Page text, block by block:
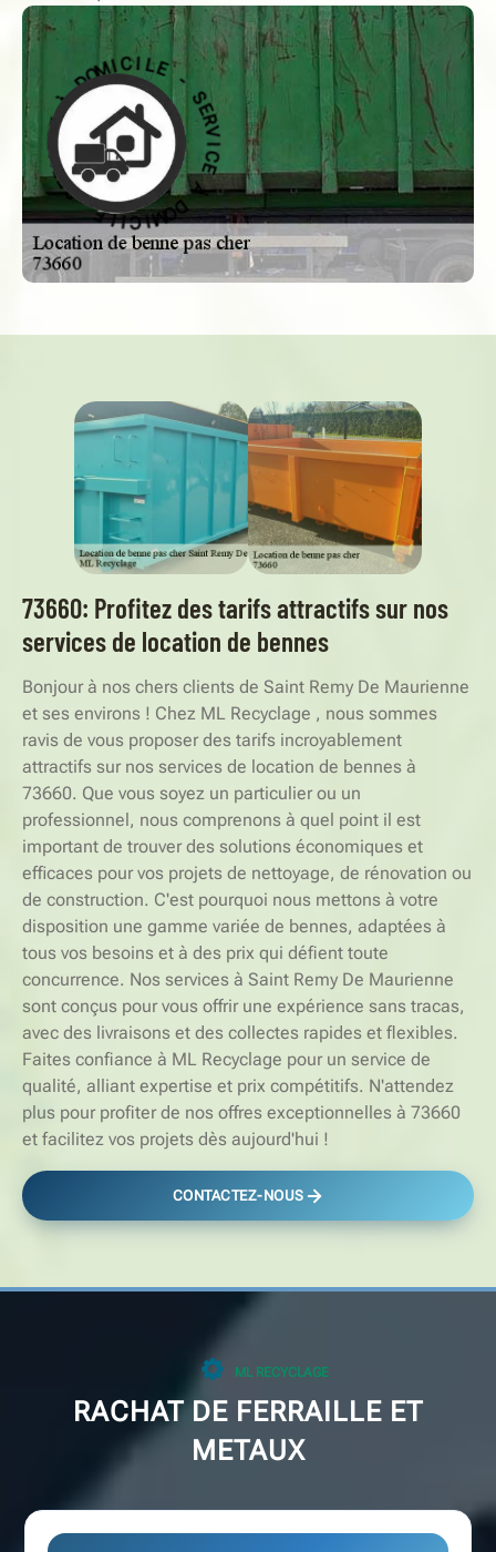
S
E
R
V
I
C
E
À
D
O
M
IC
ILE - SER
V I
C
E
À
D
O
M
I
C
I
L
E
-
73660: Profitez des tarifs attractifs sur nos
services de location de bennes
Bonjour à nos chers clients de Saint Remy De Maurienne
et ses environs ! Chez ML Recyclage , nous sommes
ravis de vous proposer des tarifs incroyablement
attractifs sur nos services de location de bennes à
73660. Que vous soyez un particulier ou un
professionnel, nous comprenons à quel point il est
important de trouver des solutions économiques et
efficaces pour vos projets de nettoyage, de rénovation ou
de construction. C'est pourquoi nous mettons à votre
disposition une gamme variée de bennes, adaptées à
tous vos besoins et à des prix qui défient toute
concurrence. Nos services à Saint Remy De Maurienne
sont conçus pour vous offrir une expérience sans tracas,
avec des livraisons et des collectes rapides et flexibles.
Faites confiance à ML Recyclage pour un service de
qualité, alliant expertise et prix compétitifs. N'attendez
plus pour profiter de nos offres exceptionnelles à 73660
et facilitez vos projets dès aujourd'hui !
CONTACTEZ-NOUS
ML RECYCLAGE
RACHAT DE FERRAILLE ET
METAUX